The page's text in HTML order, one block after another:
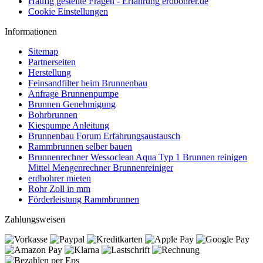
Cookie Einstellungen
Informationen
Sitemap
Partnerseiten
Herstellung
Feinsandfilter beim Brunnenbau
Anfrage Brunnenpumpe
Brunnen Genehmigung
Bohrbrunnen
Kiespumpe Anleitung
Brunnenbau Forum Erfahrungsaustausch
Rammbrunnen selber bauen
Brunnenrechner Wessoclean Aqua Typ 1 Brunnen reinigen
Mittel Mengenrechner Brunnenreiniger
erdbohrer mieten
Rohr Zoll in mm
Förderleistung Rammbrunnen
Zahlungsweisen